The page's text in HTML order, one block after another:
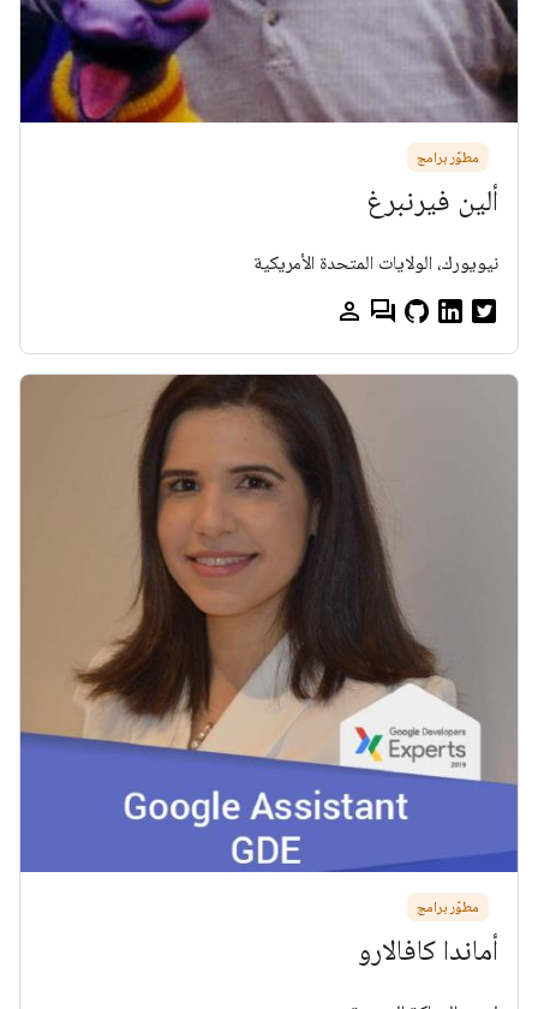
مطوّر برامج
ألين فيرنبرغ
نيويورك، الولايات المتحدة الأمريكية
مطوّر برامج
أماندا كافالارو